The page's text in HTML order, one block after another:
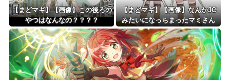
【まどマギ】【画像】この後ろの
やつはなんなの？？？？
【まどマギ】【画像】なんかJC
みたいになっちまったマミさん